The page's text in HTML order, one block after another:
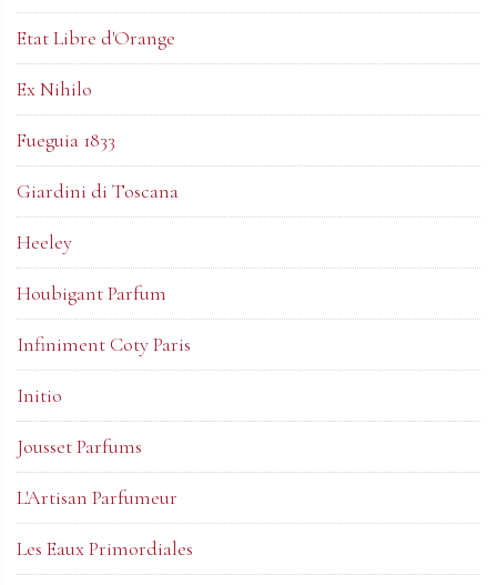
Etat Libre d'Orange
Ex Nihilo
Fueguia 1833
Giardini di Toscana
Heeley
Houbigant Parfum
Infiniment Coty Paris
Initio
Jousset Parfums
L'Artisan Parfumeur
Les Eaux Primordiales